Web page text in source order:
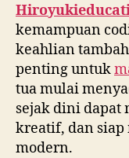
kemampuan
keahlian
penting untuk
tua mulai
sejak dini dapat
kreatif, dan
modern.